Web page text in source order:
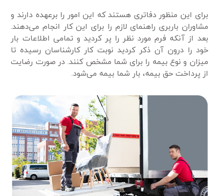
برای این منظور دفاتری هستند که این امور را برعهده دارند و
مشاوران باربری راهنمای لازم را برای این کار انجام می‌دهند.
بعد از آنکه فرم مورد نظر را پر کردید و تمامی اطلاعات بار
خود را درون آن ذکر کردید نوبت کار کارشناسان رسیده تا
میزان و نوع بیمه را برای شما مشخص کنند. در صورت رضایت
از پرداخت حق بیمه، بار شما بیمه می‌شود.